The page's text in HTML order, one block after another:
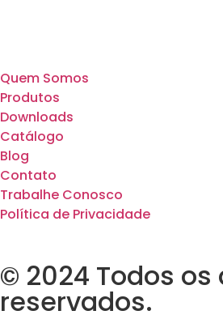
Quem Somos
Produtos
Downloads
Catálogo
Blog
Contato
Trabalhe Conosco
Política de Privacidade
© 2024 Todos
reservados.